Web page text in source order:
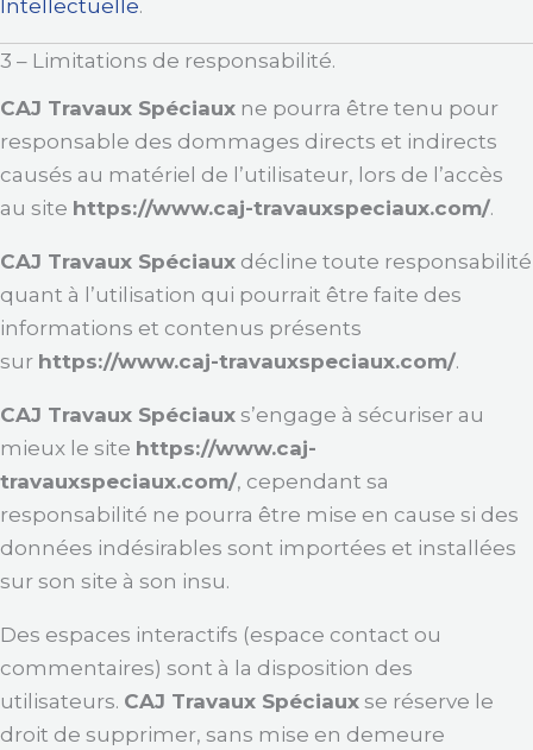
Intellectuelle.
3 – Limitations de responsabilité.
CAJ Travaux Spéciaux ne pourra être tenu pour
responsable des dommages directs et indirects
causés au matériel de l’utilisateur, lors de l’accès
au site https://www.caj-travauxspeciaux.com/.
CAJ Travaux Spéciaux décline toute responsabilité
quant à l’utilisation qui pourrait être faite des
informations et contenus présents
sur https://www.caj-travauxspeciaux.com/.
CAJ Travaux Spéciaux s’engage à sécuriser au
mieux le site https://www.caj-
travauxspeciaux.com/, cependant sa
responsabilité ne pourra être mise en cause si des
données indésirables sont importées et installées
sur son site à son insu.
Des espaces interactifs (espace contact ou
commentaires) sont à la disposition des
utilisateurs. CAJ Travaux Spéciaux se réserve le
droit de supprimer, sans mise en demeure